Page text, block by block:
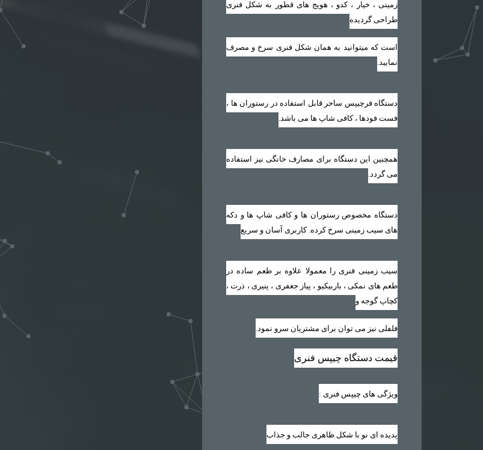
زمینی ، خیار ، کدو ، هویج های قطور به شکل فنری
طراحی گردیده
است که میتوانید به همان شکل فنری سرخ و مصرف
نمایید‏.‏
دستگاه فرچیپس ساحر قابل استفاده در رستوران ها ،
فست فودها ، کافی شاپ ها می باشد‏.‏
همچنین این دستگاه برای مصارف خانگی نیز استفاده
می گردد‏.‏
دستگاه مخصوص رستوران ها و کافی شاپ ها و دکه
های سیب زمینی سرخ کرده. کاربری آسان و سریع
سیب زمینی فنری را معمولا علاوه بر طعم ساده در
طعم های نمکی ، باربیکیو ، پیاز جعفری ، پنیری ، ذرت ،
کچاپ گوجه و
فلفلی نیز می توان برای مشتریان سرو نمود.
قیمت دستگاه چیپس فنری
ویژگی های چیپس فنری :
پدیده ای نو با شکل ظاهری جالب و جذاب